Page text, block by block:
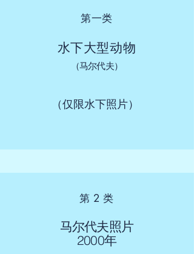
第一类
水下大型动物
（马尔代夫）
（仅限水下照片）
第 2 类
马尔代夫照片
2000年